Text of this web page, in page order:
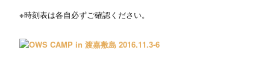
※時刻表は各自必ずご確認ください。